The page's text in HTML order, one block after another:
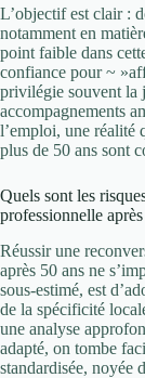
L’objectif est clair :
notamment en
point faible dans
confiance pour ~
privilégie souvent la
accompagnements
l’emploi, une réalité
plus de 50 ans sont
Quels sont les
professionnelle
Réussir une
après 50 ans ne
sous-estimé, est
de la spécificité
une analyse
adapté, on tombe
standardisée, noyée